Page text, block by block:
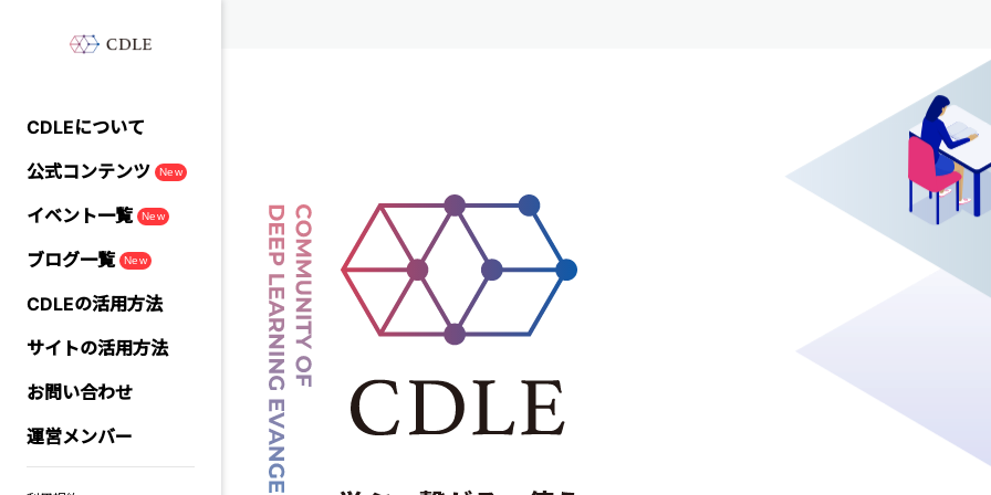
CDLEについて
公式コンテンツ
New
イベント一覧 New
ブログ一覧 New
CDLEの活用方法
サイトの活用方法
お問い合わせ
運営メンバー